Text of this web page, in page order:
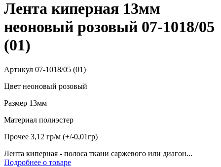
Лента киперная 13мм
неоновый розовый 07-1018/05
(01)
Артикул 07-1018/05 (01)
Цвет неоновый розовый
Размер 13мм
Материал полиэстер
Прочее 3,12 гр/м (+/-0,01гр)
Лента киперная - полоса ткани саржевого или диагон...
Подробнее о товаре